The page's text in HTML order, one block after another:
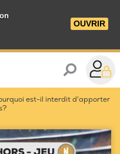
OUVRIR
est-il interdit d'apporter